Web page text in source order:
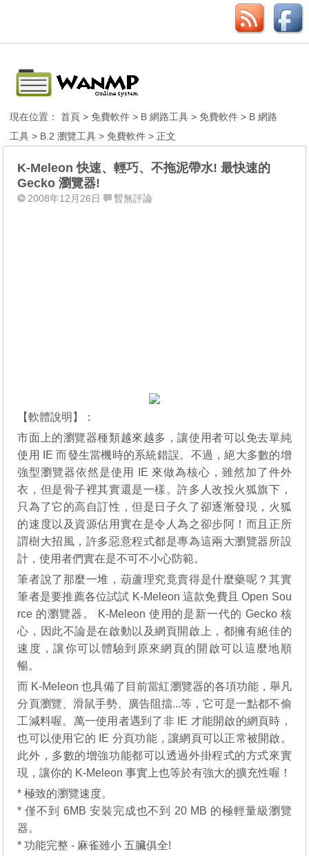
現在位置：首頁 >免費軟件 > B 網路工具 >免費軟件 > B 網路
工具 > B.2 瀏覽工具 >免費軟件 > 正文
K-Meleon 快速、輕巧、不拖泥帶水! 最快速的
Gecko 瀏覽器!
2008年12月26日 暫無評論
【軟體說明】：
市面上的瀏覽器種類越來越多，讓使用者可以免去單純
使用 IE 而發生當機時的系統錯誤。不過，絕大多數的增
強型瀏覽器依然是使用 IE 來做為核心，雖然加了件外
衣，但是骨子裡其實還是一樣。許多人改投火狐旗下，
只為了它的高自訂性，但是日子久了卻逐漸發現，火狐
的速度以及資源佔用實在是令人為之卻步阿！而且正所
謂樹大招風，許多惡意程式都是專為這兩大瀏覽器所設
計，使用者們實在是不可不小心防範。
筆者說了那麼一堆，葫蘆理究竟賣得是什麼藥呢？其實
筆者是要推薦各位試試 K-Meleon 這款免費且 Open Sou
rce 的瀏覽器。 K-Meleon 使用的是新一代的 Gecko 核
心，因此不論是在啟動以及網頁開啟上，都擁有絕佳的
速度，讓你可以體驗到原來網頁的開啟可以這麼地順
暢。
而 K-Meleon 也具備了目前當紅瀏覽器的各項功能，舉凡
分頁瀏覽、滑鼠手勢、廣告阻擋...等，它可是一點都不偷
工減料喔。萬一使用者遇到了非 IE 才能開啟的網頁時，
也可以使用它的 IE 分頁功能，讓網頁可以正常被開啟。
此外，多數的增強功能都可以透過外掛程式的方式來實
現，讓你的 K-Meleon 事實上也等於有強大的擴充性喔！
* 極致的瀏覽速度。
* 僅不到 6MB 安裝完成也不到 20 MB 的極輕量級瀏覽
器。
* 功能完整 - 麻雀雖小 五臟俱全!